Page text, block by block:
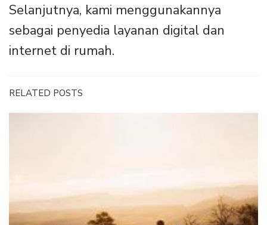
Selanjutnya, kami menggunakannya
sebagai penyedia layanan digital dan
internet di rumah.
RELATED POSTS